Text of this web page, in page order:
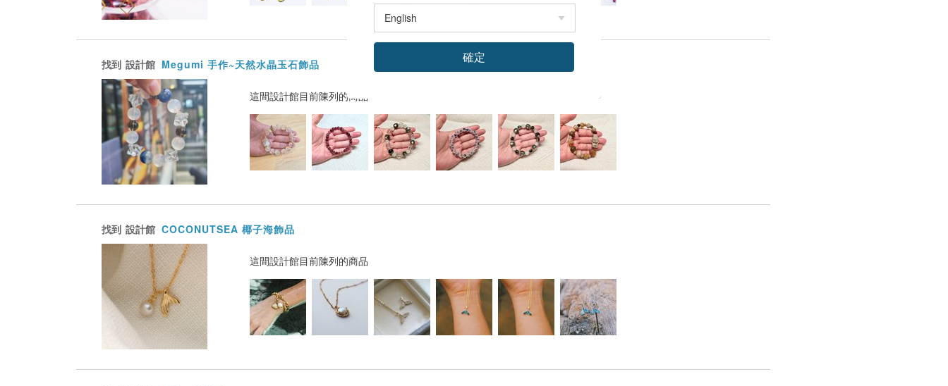
找到 設計館 Megumi 手作~天然水晶玉石飾品
這間設計館目前陳列的商品
找到 設計館 COCONUTSEA 椰子海飾品
這間設計館目前陳列的商品
確定